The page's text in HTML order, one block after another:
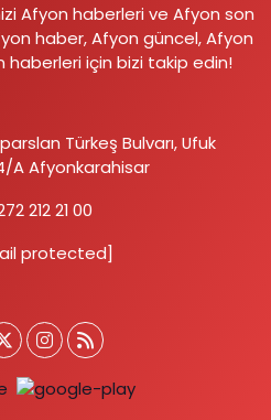
Afyon haberleri ve Afyon son
haber, Afyon güncel, Afyon
için bizi takip edin!
Türkeş Bulvarı, Ufuk
A Afyonkarahisar
212 21 00
protected]